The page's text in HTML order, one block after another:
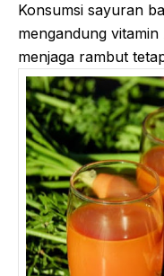
Konsumsi sayuran
mengandung
menjaga rambut